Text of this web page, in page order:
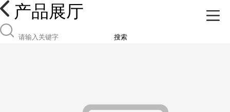
产品展厅
搜索